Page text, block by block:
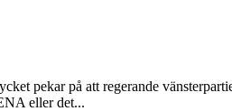
pekar på att regerande
eller det...